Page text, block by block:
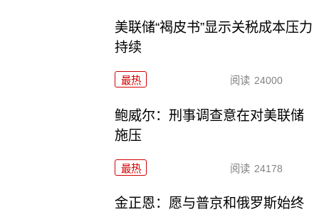
美联储“褐皮书”显示关税成本压力
持续
最热 阅读 24000
鲍威尔：刑事调查意在对美联储
施压
最热 阅读 24178
金正恩：愿与普京和俄罗斯始终